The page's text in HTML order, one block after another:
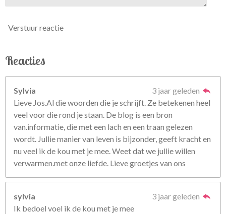
Verstuur reactie
Reacties
Sylvia
3 jaar geleden
Lieve Jos.Al die woorden die je schrijft. Ze betekenen heel
veel voor die rond je staan. De blog is een bron
van.informatie, die met een lach en een traan gelezen
wordt. Jullie manier van leven is bijzonder, geeft kracht en
nu veel ik de kou met je mee. Weet dat we jullie willen
verwarmen.met onze liefde. Lieve groetjes van ons
sylvia
3 jaar geleden
Ik bedoel voel ik de kou met je mee